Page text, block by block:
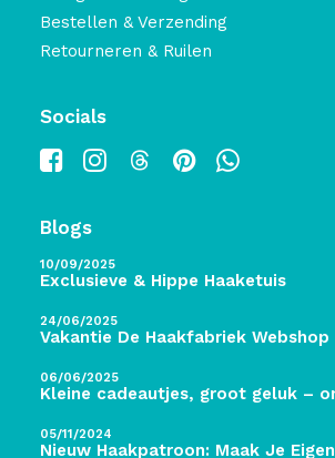
Bestellen & Verzending
Retourneren & Ruilen
Socials
Blogs
10/09/2025
Exclusieve & Hippe Haaketuis
24/06/2025
Vakantie De Haakfabriek Webshop
06/06/2025
Kleine cadeautjes, groot geluk –
05/11/2024
Nieuw Haakpatroon: Maak Je